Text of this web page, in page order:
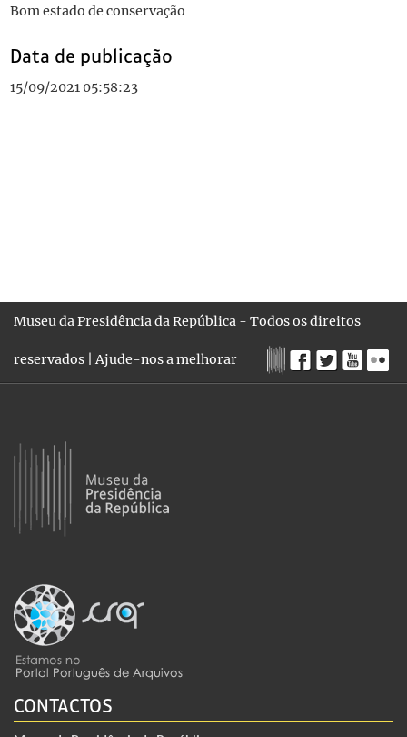
Bom estado de conservação
Data de publicação
15/09/2021 05:58:23
Museu da Presidência da República - Todos os direitos
reservados |Ajude-nos a melhorar
CONTACTOS